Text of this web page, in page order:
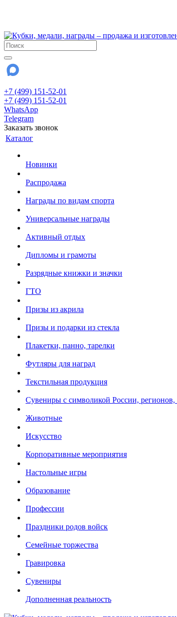
+7 (499) 151-52-01
+7 (499) 151-52-01
WhatsApp
Telegram
Заказать звонок
Каталог
Новинки
Распродажа
Награды по видам спорта
Универсальные награды
Активный отдых
Дипломы и грамоты
Разрядные книжки и значки
ГТО
Призы из акрила
Призы и подарки из стекла
Плакетки, панно, тарелки
Футляры для наград
Текстильная продукция
Сувениры с символикой России, регионов,
Животные
Искусство
Корпоративные мероприятия
Настольные игры
Образование
Профессии
Праздники родов войск
Семейные торжества
Гравировка
Сувениры
Дополненная реальность